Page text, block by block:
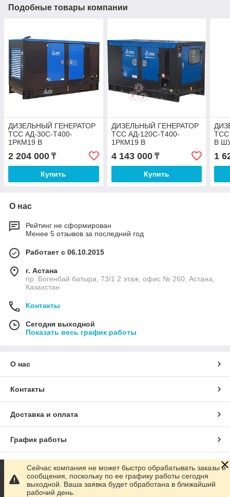
Подобные товары компании
ДИЗЕЛЬНЫЙ ГЕНЕРАТОР
ТСС АД-30С-Т400-
1РКМ19 В
ШУМОЗАЩИТНОМ
КОЖУХЕ
2 204 000 ₸
Купить
ДИЗЕЛЬНЫЙ ГЕНЕРАТОР
ТСС АД-120С-Т400-
1РКМ19 В
ШУМОЗАЩИТНОМ
КОЖУХЕ
4 143 000₸
Купить
ТСС
В
1
О нас
Рейтинг не сформирован
Менее 5 отзывов за последний год
Работает с 06.10.2015
г. Астана
пр. Богенбай батыра, 73/1 2 этаж, офис № 260, Астана,
Казахстан
Контакты
Сегодня выходной
Показать весь график работы
О нас
Контакты
Доставка и оплата
График работы
Полная версия сайта
Сайт создан на маркетплейсе Satu.kz
Сейчас компания не может быстро обрабатывать заказы и
сообщения, поскольку по ее графику работы сегодня
выходной. Ваша заявка будет обработана в ближайший
рабочий день.